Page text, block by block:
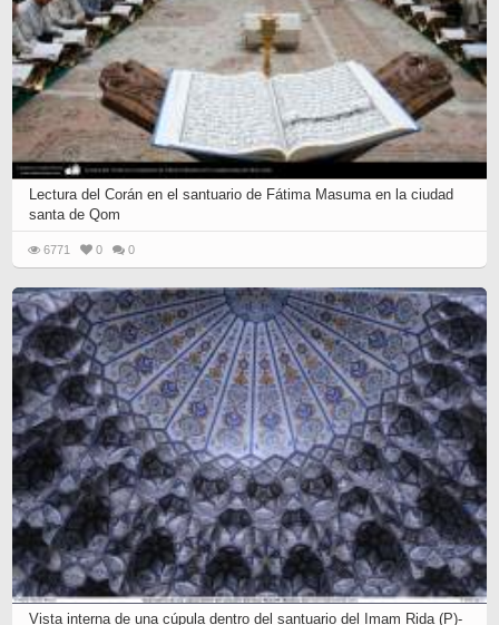
Lectura del Corán en el santuario de Fátima Masuma en la ciudad
santa de Qom
6771 0 0
Vista interna de una cúpula dentro del santuario del Imam Rida (P)-